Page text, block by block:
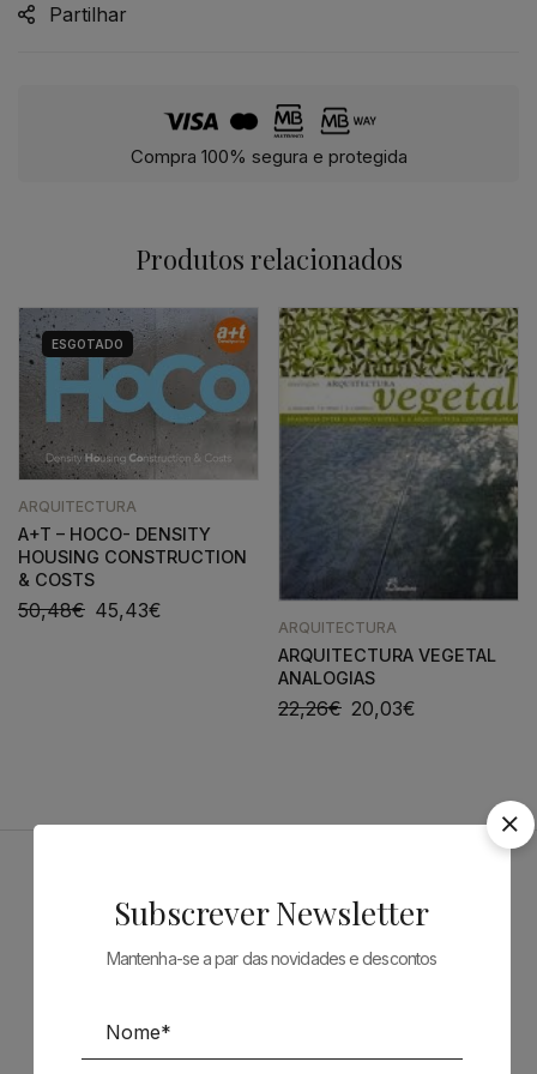
Partilhar
Compra 100% segura e protegida
Produtos relacionados
ESGOTADO
ARQUITECTURA
A+T – HOCO- DENSITY
HOUSING CONSTRUCTION
& COSTS
50,48€ 45,43€
ARQUITECTURA
ARQUITECTURA VEGETAL
ANALOGIAS
22,26€ 20,03€
Patrocinadores
Subscrever Newsletter
Mantenha-se a par das novidades e descontos